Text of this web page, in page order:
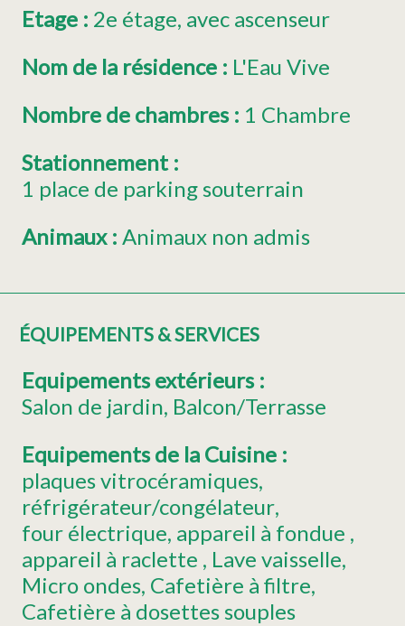
Etage : 2e étage avec ascenseur
Nom de la résidence : L'Eau Vive
Nombre de chambres : 1 Chambre
Stationnement :
1 place de parking souterrain
Animaux : Animaux non admis
ÉQUIPEMENTS & SERVICES
Equipements extérieurs :
Salon de jardin Balcon/Terrasse
Equipements de la Cuisine :
plaques vitrocéramiques
réfrigérateur/congélateur
four électrique appareil à fondue
appareil à raclette
Lave vaisselle
Micro ondes Cafetière à filtre
Cafetière à dosettes souples